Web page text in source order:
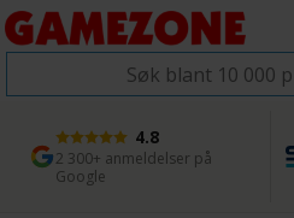
4.8
2 300+ anmeldelser på
Google
1 dags levering
Bestill innen kl. 12